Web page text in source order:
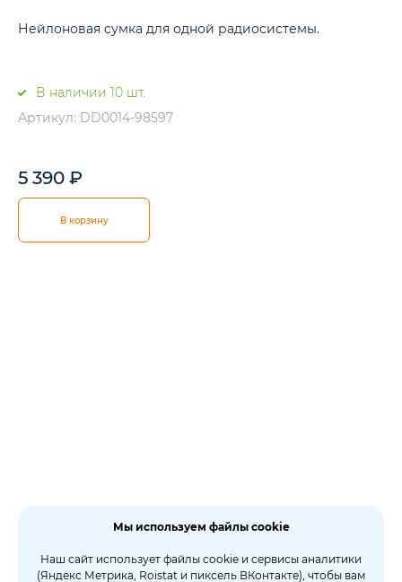
Нейлоновая cумка для одной радиосистемы.
В наличии 10 шт.
Артикул: DD0014-98597
5 390 ₽
В корзину
Мы используем файлы cookie
Наш сайт использует файлы cookie и сервисы аналитики
(Яндекс Метрика, Roistat и пиксель ВКонтакте), чтобы вам